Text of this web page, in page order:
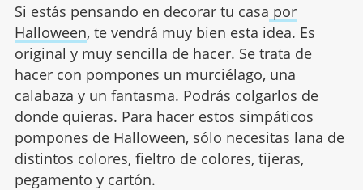
Si estás pensando en decorar tu casa por
Halloween, te vendrá muy bien esta idea. Es
original y muy sencilla de hacer. Se trata de
hacer con pompones un murciélago, una
calabaza y un fantasma. Podrás colgarlos de
donde quieras. Para hacer estos simpáticos
pompones de Halloween, sólo necesitas lana de
distintos colores, fieltro de colores, tijeras,
pegamento y cartón.